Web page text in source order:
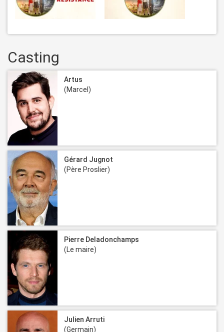
Casting
Artus
(Marcel)
Gérard Jugnot
(Père Proslier)
Pierre Deladonchamps
(Le maire)
Julien Arruti
(Germain)